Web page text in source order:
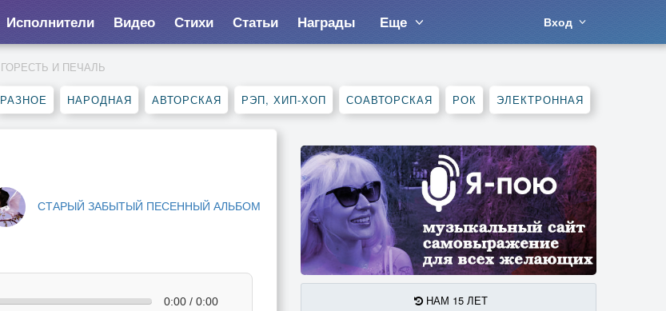
Исполнители Видео Стихи Статьи Награды Еще Вход
ГОРЕСТЬ И ПЕЧАЛЬ
РАЗНОЕ НАРОДНАЯ АВТОРСКАЯ РЭП, ХИП-ХОП СОАВТОРСКАЯ РОК ЭЛЕКТРОННАЯ
СТАРЫЙ ЗАБЫТЫЙ ПЕСЕННЫЙ АЛЬБОМ
0:00 / 0:00
НАМ 15 ЛЕТ